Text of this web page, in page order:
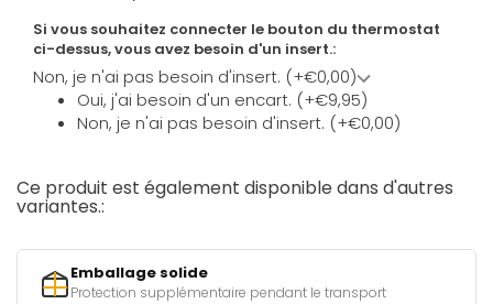
Si vous souhaitez connecter le bouton du thermostat
ci-dessus, vous avez besoin d'un insert.:
Non, je n'ai pas besoin d'insert. (+€0,00)
Oui, j'ai besoin d'un encart. (+€9,95)
Non, je n'ai pas besoin d'insert. (+€0,00)
Ce produit est également disponible dans d'autres
variantes.:
Emballage solide
Protection supplémentaire pendant le transport